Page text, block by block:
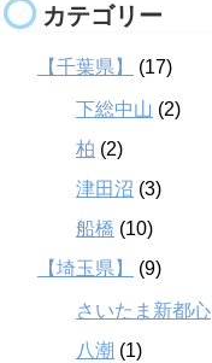
カテゴリー
【千葉県】 (17)
下総中山 (2)
柏 (2)
津田沼 (3)
船橋 (10)
【埼玉県】
(9)
さいたま新都心
八潮 (1)